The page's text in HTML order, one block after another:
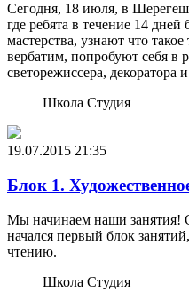
Сегодня, 18 июля, в
где ребята в течение 14 дней
мастерства, узнают что
вербатим, попробуют себя в
светорежиссера, декоратора
Школа Студия
19.07.2015 21:35
Блок 1.
Мы начинаем наши занятия!
начался первый блок
чтению.
Школа Студия